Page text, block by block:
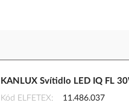
KANLUX Svítidlo LED IQ FL
Kód ELFETEX
11.486.037